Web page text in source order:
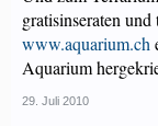
gratisinseraten
www.aquarium.ch
Aquarium
29. Juli 2010